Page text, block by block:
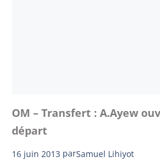
OM – Transfert : A.Ayew
départ
16 juin 2013 parSamuel Lihiyot